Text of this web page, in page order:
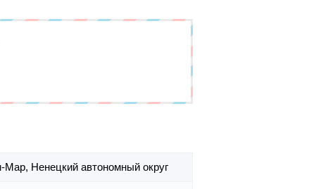
Мар, Ненецкий автономный округ